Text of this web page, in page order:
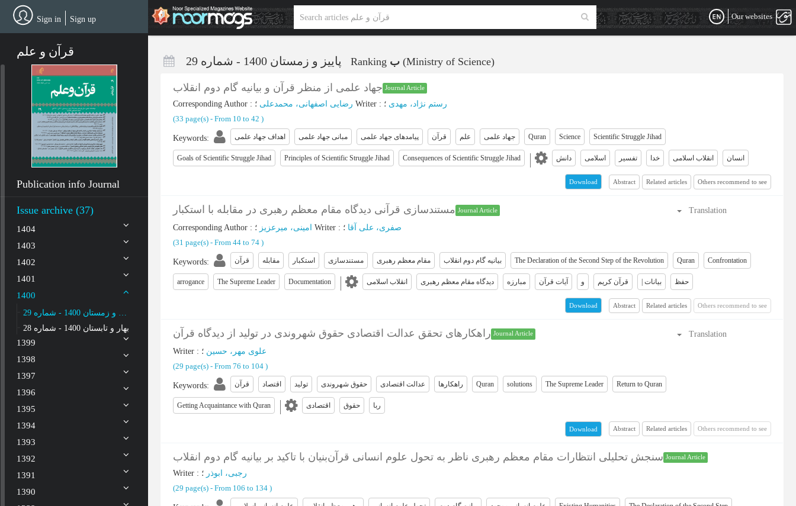
Our websites
Sign in Sign up
قرآن و علم
Publication info Journal
Issue archive (37)
1404
1403
1402
1401
1400
پاییز و زمستان 1400 - شماره 29
بهار و تابستان 1400 - شماره 28
1399
1398
1397
1396
1395
1394
1393
1392
1391
1390
Ranking ب (Ministry of Science)
جهاد علمی از منظر قرآن و بیانیه گام دوم انقلاب Journal Article
Corresponding Author : رضایی اصفهانی، محمدعلی Writer : رستم نژاد، مهدی ؛
(‎33 page(s) - From 10 to 42 )
Keywords: اهداف جهاد علمی مبانی جهاد علمی پیامدهای جهاد علمی قرآن علم جهاد علمی Quran Science Scientific Struggle Jihad
Goals of Scientific Struggle Jihad Principles of Scientific Struggle Jihad Consequences of Scientific Struggle Jihad دانش اسلامی تفسیر خدا انقلاب اسلامی انسان
Download Abstract Related articles Others recommend to see
مستندسازی قرآنی دیدگاه مقام معظم رهبری در مقابله با استکبار Journal Article
Translation
Corresponding Author : امینی، میرعزیز Writer : صفری، علی آقا ؛
(‎31 page(s) - From 44 to 74 )
Keywords: قرآن مقابله استکبار مستندسازی مقام معظم رهبری بیانیه گام دوم انقلاب The Declaration of the Second Step of the Revolution Quran Confrontation
arrogance The Supreme Leader Documentation انقلاب اسلامی دیدگاه مقام معظم رهبری مبارزه آیات قرآن و قرآن کریم | بیانات حفظ
Download Abstract Related articles Others recommend to see
راهکارهای تحقق عدالت اقتصادی حقوق شهروندی در تولید از دیدگاه قرآن Journal Article
Translation
Writer : علوی مهر، حسین ؛
(‎29 page(s) - From 76 to 104 )
Keywords: قرآن اقتصاد تولید حقوق شهروندی عدالت اقتصادی راهکارها Quran solutions The Supreme Leader Return to Quran
Getting Acquaintance with Quran اقتصادی حقوق ربا
Download Abstract Related articles Others recommend to see
سنجش تحلیلی انتظارات مقام معظم رهبری ناظر به تحول علوم انسانی قرآن‌بنیان با تاکید بر بیانیه گام دوم انقلاب Journal Article
Writer : رجبی، ابوذر ؛
(‎29 page(s) - From 106 to 134 )